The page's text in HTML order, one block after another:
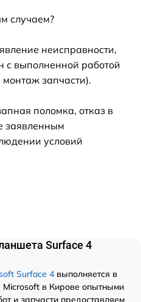
случаем?
неисправности,
с выполненной работой
запчасти).
поломка, отказ в
заявленным
условий
Surface 4
Surface 4 выполняется в
в Кирове опытными
и запчасти предоставляем